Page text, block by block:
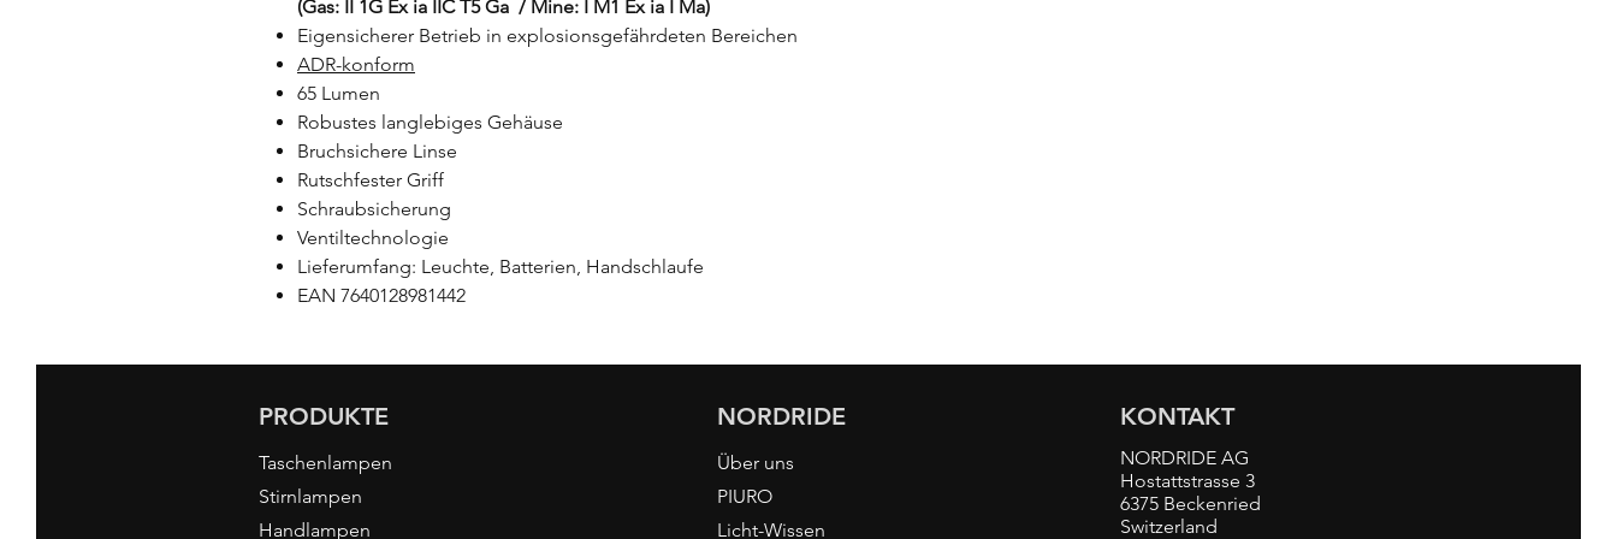
(Gas: II 1G Ex ia IIC T5 Ga / Mine: I M1 Ex ia I Ma)
Eigensicherer Betrieb in explosionsgefährdeten Bereichen
ADR-konform
65 Lumen
Robustes langlebiges Gehäuse
Bruchsichere Linse
Rutschfester Griff
Schraubsicherung
Ventiltechnologie
Lieferumfang: Leuchte, Batterien, Handschlaufe
EAN 7640128981442
PRODUKTE
Taschenlampen
Stirnlampen
Handlampen
NORDRIDE
Über uns
PIURO
Licht-Wissen
KONTAKT
NORDRIDE AG
Hostattstrasse 3
6375 Beckenried
Switzerland